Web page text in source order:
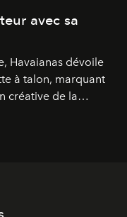
avec sa
Havaianas dévoile
à talon, marquant
créative de la